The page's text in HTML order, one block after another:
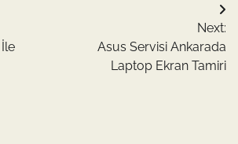
Next:
Asus Servisi Ankarada
Laptop Ekran Tamiri